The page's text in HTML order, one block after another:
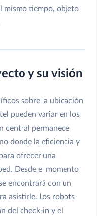
mismo tiempo, objeto
y su visión
sobre la ubicación
pueden variar en los
central permanece
donde la eficiencia y
ofrecer una
Desde el momento
encontrará con un
asistirle. Los robots
del check-in y el